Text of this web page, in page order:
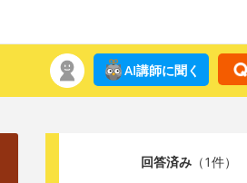
AI講師に聞く
回答済み（1件）